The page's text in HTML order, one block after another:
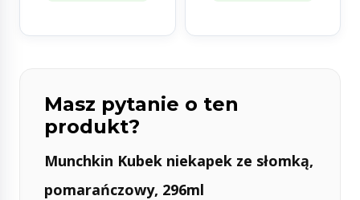
Masz pytanie o ten
produkt?
Munchkin Kubek niekapek ze słomką,
pomarańczowy, 296ml